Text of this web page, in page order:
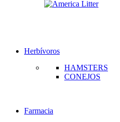
Herbívoros
HAMSTERS
CONEJOS
Farmacia